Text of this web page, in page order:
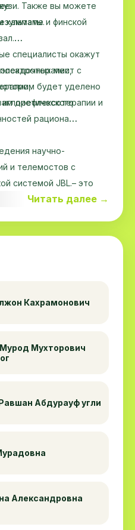
Также вы можете
хаммаме и финской
специалисты окажут
и
мест с
будет уделено
диетического
рациона
научно-
и телемостов с
системой JBL.– это
медицинского
Читать далее →
Кахрамонович
Мухторович
Абдурауф угли
Александровна